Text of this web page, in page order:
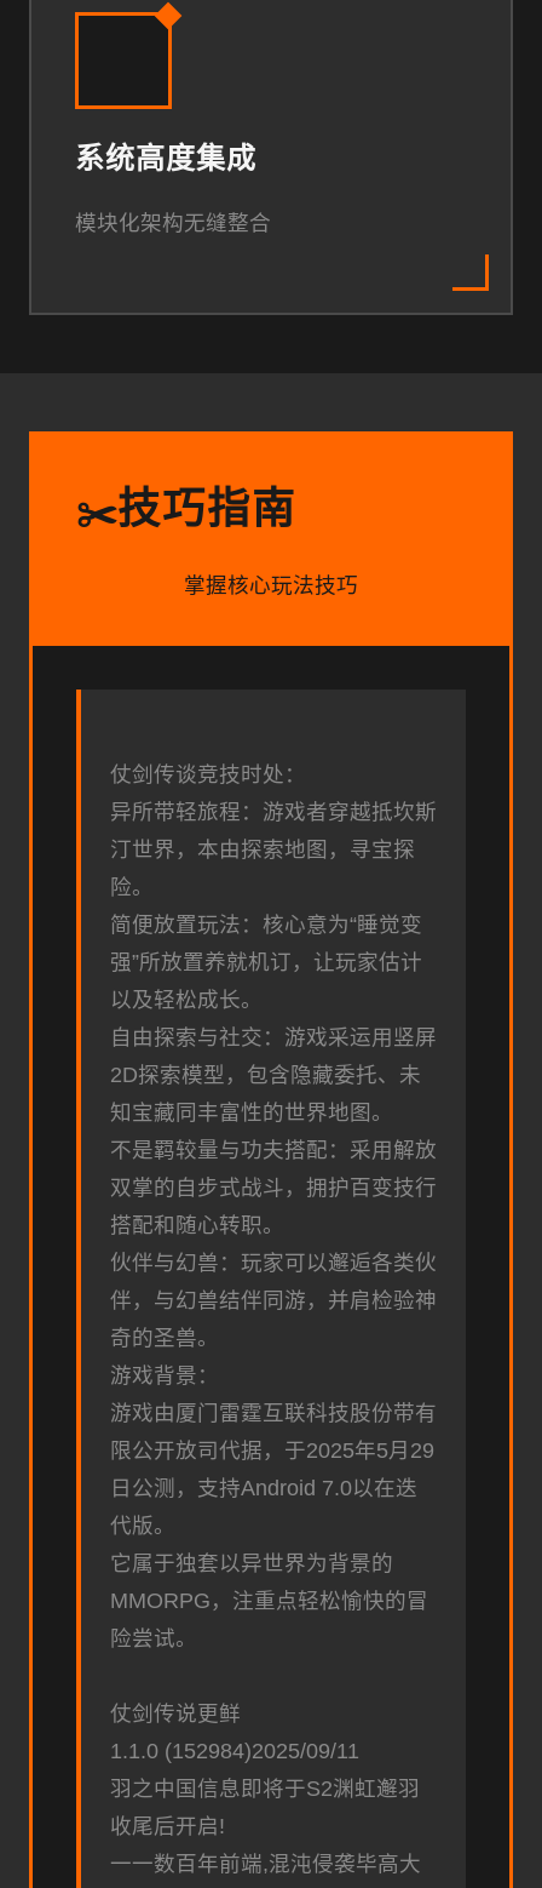
系统高度集成
模块化架构无缝整合
✂️技巧指南
掌握核心玩法技巧
仗剑传谈竞技时处：
异所带轻旅程：游戏者穿越抵坎斯
汀世界，本由探索地图，寻宝探
险。
简便放置玩法：核心意为“睡觉变
强”所放置养就机订，让玩家估计
以及轻松成长。
自由探索与社交：游戏采运用竖屏
2D探索模型，包含隐藏委托、未
知宝藏同丰富性的世界地图。
不是羁较量与功夫搭配：采用解放
双掌的自步式战斗，拥护百变技行
搭配和随心转职。
伙伴与幻兽：玩家可以邂逅各类伙
伴，与幻兽结伴同游，并肩检验神
奇的圣兽。
游戏背景：
游戏由厦门雷霆互联科技股份带有
限公开放司代据，于2025年5月29
日公测，支持Android 7.0以在迭
代版。
它属于独套以异世界为背景的
MMORPG，注重点轻松愉快的冒
险尝试。
仗剑传说更鲜
1.1.0 (152984)2025/09/11
羽之中国信息即将于S2渊虹邂羽
收尾后开启!
一一数百年前端,混沌侵袭毕高大